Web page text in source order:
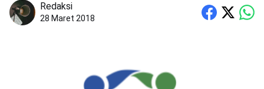
Redaksi
28 Maret 2018